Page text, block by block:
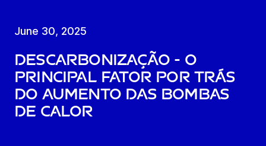
June 30, 2025
Descarbonização - o
principal fator por trás
do aumento das bombas
de calor